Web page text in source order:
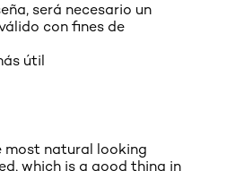
será necesario un
con fines de
útil
most natural looking
which is a good thing in